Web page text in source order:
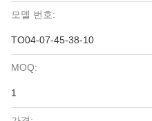
모델 번호:
TO04-07-45-38-10
MOQ:
1